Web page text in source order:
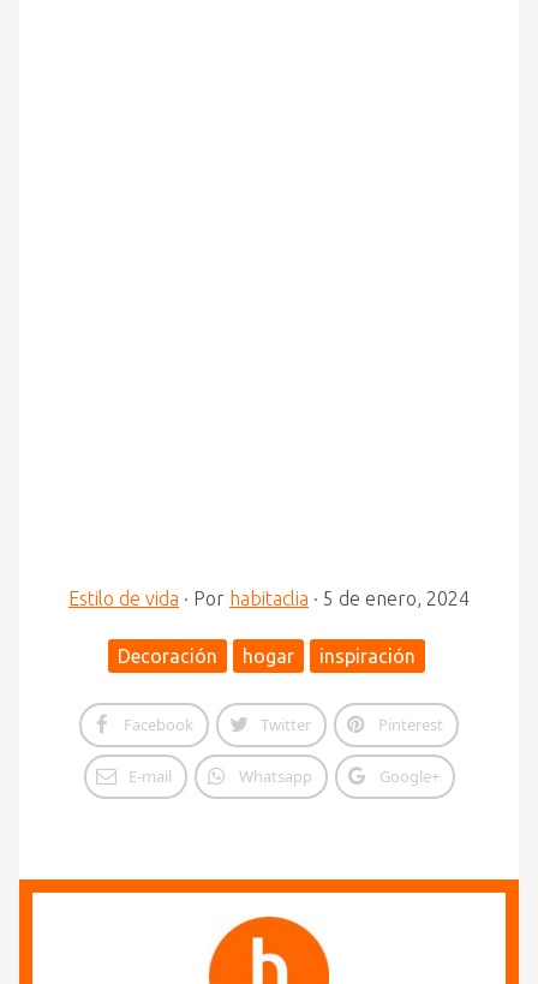
Estilo de vida · Por habitaclia · 5 de enero, 2024
Decoración hogar inspiración
Facebook Twitter Pinterest
E-mail Whatsapp Google+